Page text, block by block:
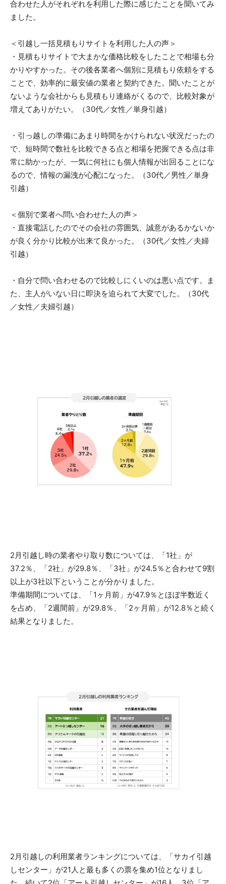
合わせた人がそれぞれを利用した際に感じたことを聞いてみ
ました。
＜引越し一括見積もりサイトを利用した人の声＞
・見積もりサイトで大まかな価格比較をしたことで相場も分
かりやすかった。その後各業者へ個別に見積もり依頼をする
ことで、効率的に最安値の業者と契約できた。聞いたことが
ないような会社からも見積もり連絡がくるので、比較対象が
増えてありがたい。（30代／女性／単身引越）
・引っ越しの準備にあまり時間をかけられない状況だったの
で、短時間で数社を比較できる点と相場を把握できる点は非
常に助かったが、一気に何社にも個人情報が出回ることにな
るので、情報の漏洩が心配になった。（30代／男性／単身
引越）
＜個別で業者へ問い合わせた人の声＞
・直接電話したのでその会社の雰囲気、誠意があるかないか
が良く分かり比較が出来て良かった。（30代／女性／夫婦
引越）
・自分で問い合わせるので比較しにくいのは悪い点です。ま
た、主人がいない日に即決を迫られて大変でした。（30代
／女性／夫婦引越）
2月引越し時の業者やり取り数については、「1社」が
37.2％、「2社」が29.8％、「3社」が24.5％と合わせて9割
以上が3社以下ということが分かりました。
準備期間については、「1ヶ月前」が47.9％とほぼ半数近く
を占め、「2週間前」が29.8％、「2ヶ月前」が12.8％と続く
結果となりました。
2月引越しの利用業者ランキングについては、「サカイ引越
しセンター」が21人と最も多くの票を集め1位となりまし